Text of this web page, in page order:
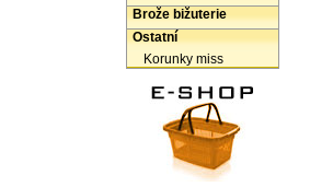
Brože bižuterie
Ostatní
Korunky miss